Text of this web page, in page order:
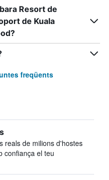
Resort de
de Kuala
freqüents
reals de milions d'hostes
confiança el teu